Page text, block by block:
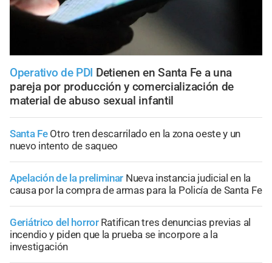
Operativo de PDI Detienen en Santa Fe a una
pareja por producción y comercialización de
material de abuso sexual infantil
Santa Fe Otro tren descarrilado en la zona oeste y un
nuevo intento de saqueo
Apelación de la preliminar Nueva instancia judicial en la
causa por la compra de armas para la Policía de Santa Fe
Geriátrico del horror Ratifican tres denuncias previas al
incendio y piden que la prueba se incorpore a la
investigación